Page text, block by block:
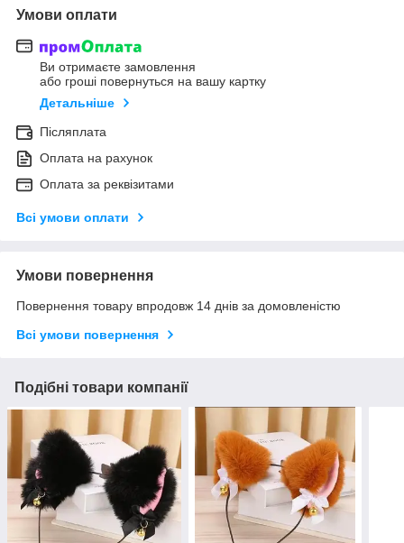
Умови оплати
Ви отримаєте замовлення
або гроші повернуться на вашу картку
Детальніше
Післяплата
Оплата на рахунок
Оплата за реквізитами
Всі умови оплати
Умови повернення
Повернення товару впродовж 14 днів за домовленістю
Всі умови повернення
Подібні товари компанії